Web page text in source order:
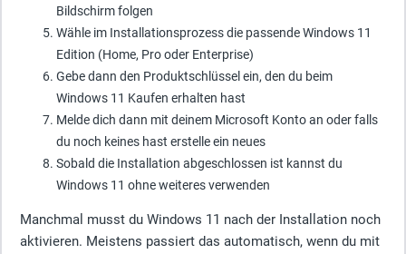
Bildschirm folgen
Wähle im Installationsprozess die passende Windows 11
Edition (Home, Pro oder Enterprise)
Gebe dann den Produktschlüssel ein, den du beim
Windows 11 Kaufen erhalten hast
Melde dich dann mit deinem Microsoft Konto an oder falls
du noch keines hast erstelle ein neues
Sobald die Installation abgeschlossen ist kannst du
Windows 11 ohne weiteres verwenden
Manchmal musst du Windows 11 nach der Installation noch
aktivieren. Meistens passiert das automatisch, wenn du mit